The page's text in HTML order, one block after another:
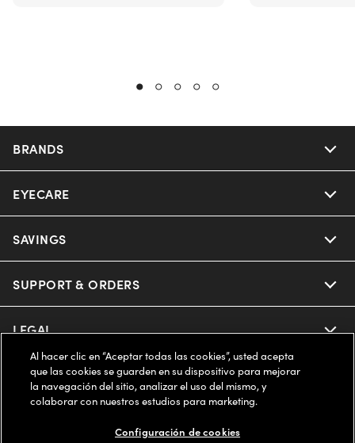
BRANDS
Nuance Audio
Ray-Ban
Oakley
Oakley Meta
Miu Miu
EYECARE
Our Eyeglasses
Our Sunglasses
Our Contact Lenses
Ray-Ban | Meta
Oakley Meta
SAVINGS
Offers & Discount
Insurance
FSA & HSA
CareCredit Credit Card
SUPPORT & ORDERS
Help Center
Online Order Status
LEGAL
Privacy Policy
COMPANY INFO
Al hacer clic en “Aceptar todas las cookies”, usted acepta
que las cookies se guarden en su dispositivo para mejorar
la navegación del sitio, analizar el uso del mismo, y
colaborar con nuestros estudios para marketing.
Configuración de cookies